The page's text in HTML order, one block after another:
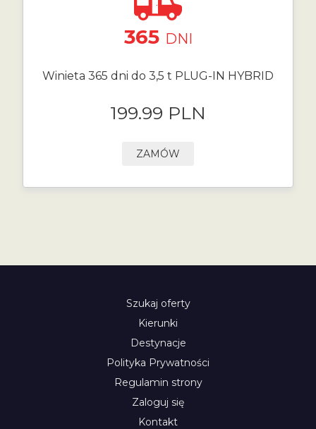
365 DNI
Winieta 365 dni do 3,5 t PLUG-IN HYBRID
199.99 PLN
ZAMÓW
Szukaj oferty
Kierunki
Destynacje
Polityka Prywatności
Regulamin strony
Zaloguj się
Kontakt